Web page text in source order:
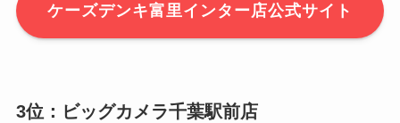
ケーズデンキ富里インター店公式サイト
3位：ビッグカメラ千葉駅前店